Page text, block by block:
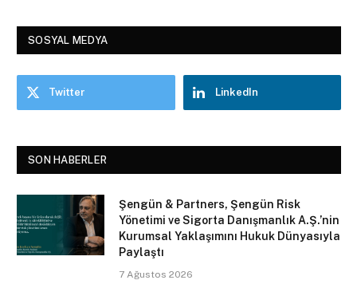
SOSYAL MEDYA
Twitter LinkedIn
SON HABERLER
Şengün & Partners, Şengün Risk
Yönetimi ve Sigorta Danışmanlık A.Ş.’nin
Kurumsal Yaklaşımını Hukuk Dünyasıyla
Paylaştı
7 Ağustos 2026